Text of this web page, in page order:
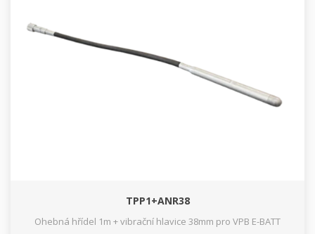
TPP1+ANR38
Ohebná hřídel 1m + vibrační hlavice 38mm pro VPB E-BATT